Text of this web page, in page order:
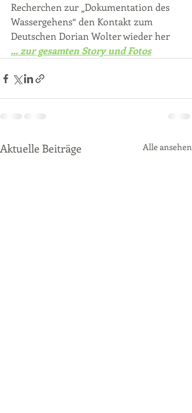
Recherchen zur „Dokumentation des
Wassergehens“ den Kontakt zum
Deutschen Dorian Wolter wieder her
... zur gesamten Story und Fotos
Aktuelle Beiträge Alle ansehen